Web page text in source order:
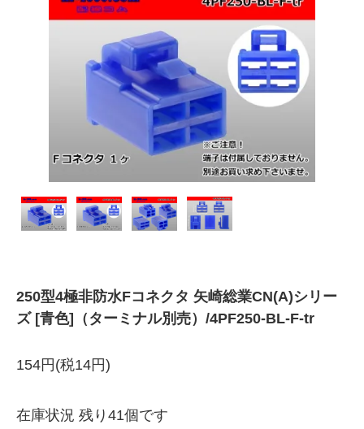
250型4極非防水Fコネクタ 矢崎総業CN(A)シリー
ズ [青色]（ターミナル別売）/4PF250-BL-F-tr
154円(税14円)
在庫状況 残り41個です